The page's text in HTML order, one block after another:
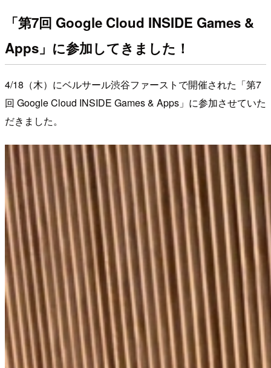
「第7回 Google Cloud INSIDE Games &
Apps」に参加してきました！
4/18（木）にベルサール渋谷ファーストで開催された「第7
回 Google Cloud INSIDE Games & Apps」に参加させていた
だきました。